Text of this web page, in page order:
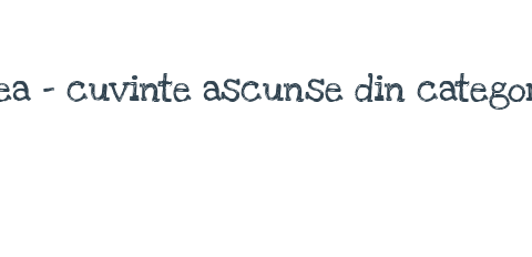
- cuvinte ascunse din